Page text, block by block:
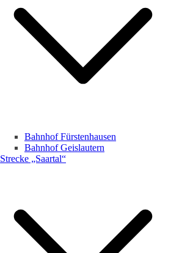
Bahnhof Fürstenhausen
Bahnhof Geislautern
Strecke „Saartal“